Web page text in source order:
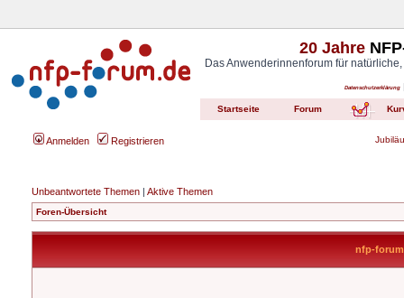
20 Jahre
Das Anwenderinnenforum für
Datenschutzerklärung
Startseite Forum
Anmelden Registrieren
Unbeantwortete Themen | Aktive Themen
Foren-Übersicht
nfp-